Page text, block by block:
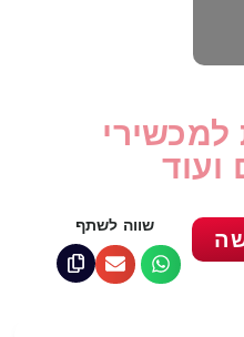
למכשירי
שווה לשתף